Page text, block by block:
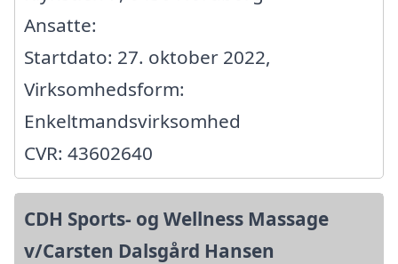
Ansatte:
Startdato: 27. oktober 2022,
Virksomhedsform:
Enkeltmandsvirksomhed
CVR: 43602640
CDH Sports- og Wellness Massage
v/Carsten Dalsgård Hansen